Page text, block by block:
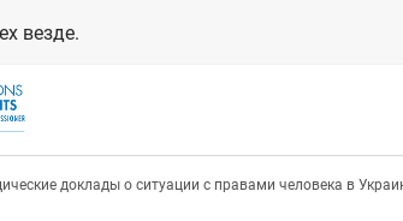
везде.
доклады о ситуации с правами человека в